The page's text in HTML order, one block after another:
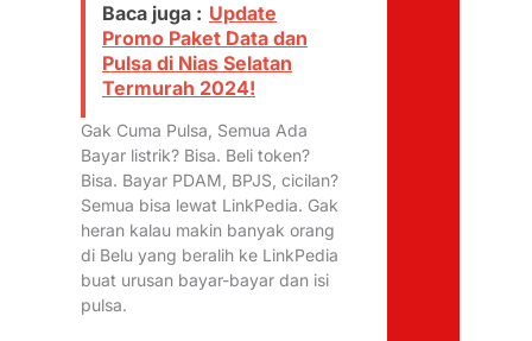
Baca juga : Update
Promo Paket Data dan
Pulsa di Nias Selatan
Termurah 2024!
Gak Cuma Pulsa, Semua Ada
Bayar listrik? Bisa. Beli token?
Bisa. Bayar PDAM, BPJS, cicilan?
Semua bisa lewat LinkPedia. Gak
heran kalau makin banyak orang
di Belu yang beralih ke LinkPedia
buat urusan bayar-bayar dan isi
pulsa.